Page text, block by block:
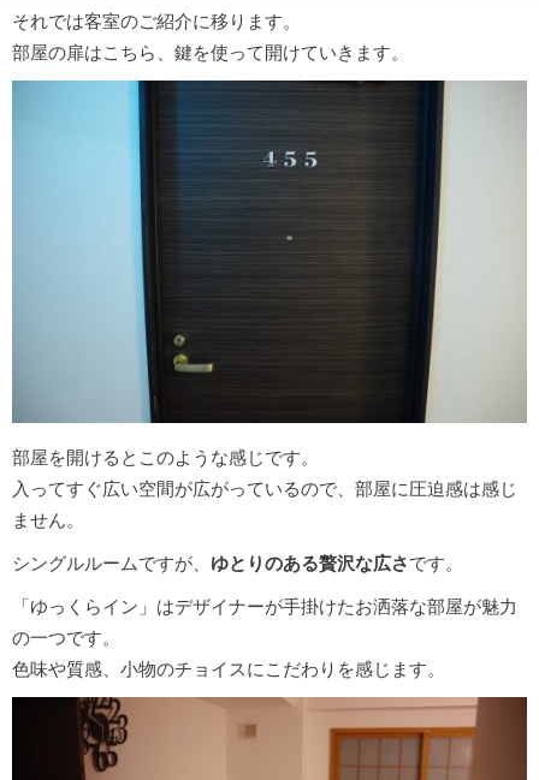
それでは客室のご紹介に移ります。
部屋の扉はこちら、鍵を使って開けていきます。
部屋を開けるとこのような感じです。
入ってすぐ広い空間が広がっているので、部屋に圧迫感は感じ
ません。
シングルルームですが、 ゆとりのある贅沢な広さです。
「ゆっくらイン」はデザイナーが手掛けたお洒落な部屋が魅力
の一つです。
色味や質感、小物のチョイスにこだわりを感じます。